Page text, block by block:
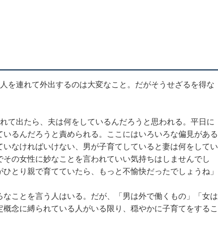
を連れて外出するのは大変なこと。だがそうせざるを得な
て出たら、夫は何をしているんだろうと思われる。平日に
るんだろうと責められる。ここにはいろいろな偏見がある
なければいけない、男が子育てしていると妻は何をしてい
の女性に妙なことを言われていい気持ちはしませんでし
とり親で育てていたら、もっと不愉快だったでしょうね」
ことを言う人はいる。だが、「男は外で働くもの」「女は
念に縛られている人がいる限り、穏やかに子育てをするこ